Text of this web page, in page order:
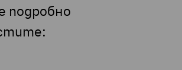
подробно